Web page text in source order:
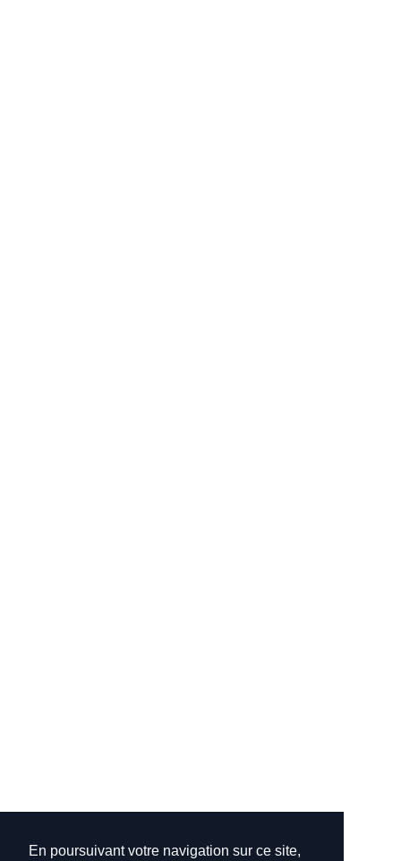
En poursuivant votre navigation sur ce site,